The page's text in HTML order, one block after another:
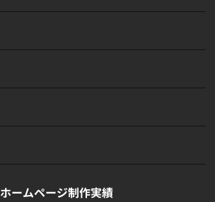
ホームページ制作実績